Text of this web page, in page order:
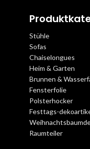
Stühle
Sofas
Chaiselongues
Heim & Garten
Brunnen &
Fensterfolie
Polsterhocker
Festtags-
Raumteiler